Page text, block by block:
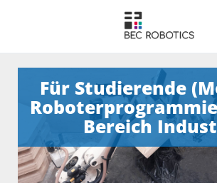
Für Studierende
Bereich